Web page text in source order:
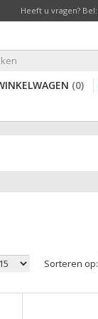
Heeft u vragen? Bel:
0
Sorteren op: